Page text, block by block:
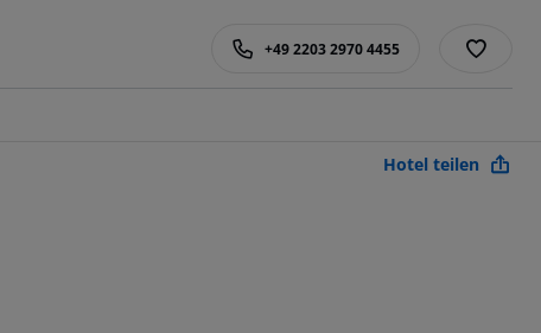
+49 2203 2970 4455
Hotel teilen